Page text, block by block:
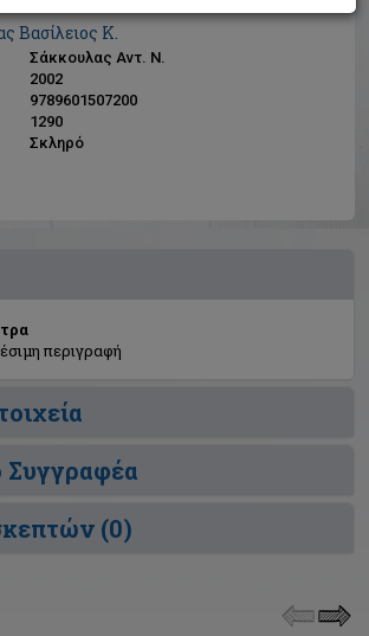
Βασίλειος Κ.
Σάκκουλας Αντ. Ν.
2002
9789601507200
1290
Σκληρό
περιγραφή
Συγγραφέα
(0)